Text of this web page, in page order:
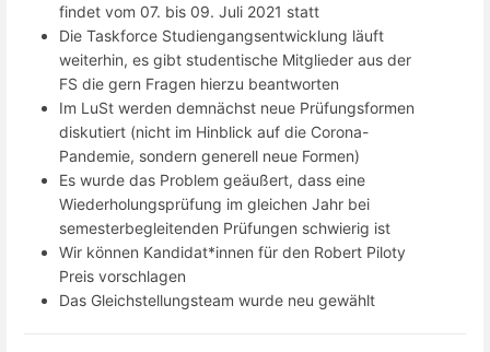
findet vom 07. bis 09. Juli 2021 statt
Die Taskforce Studiengangsentwicklung läuft
weiterhin, es gibt studentische Mitglieder aus der
FS die gern Fragen hierzu beantworten
Im LuSt werden demnächst neue Prüfungsformen
diskutiert (nicht im Hinblick auf die Corona-
Pandemie, sondern generell neue Formen)
Es wurde das Problem geäußert, dass eine
Wiederholungsprüfung im gleichen Jahr bei
semesterbegleitenden Prüfungen schwierig ist
Wir können Kandidat*innen für den Robert Piloty
Preis vorschlagen
Das Gleichstellungsteam wurde neu gewählt